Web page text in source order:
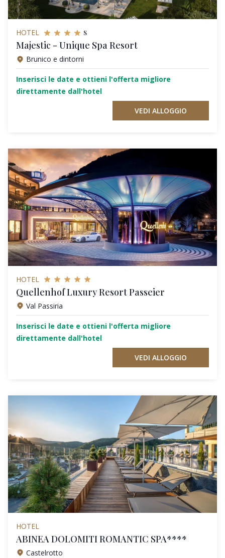
HOTEL s
Majestic - Unique Spa Resort
Brunico e dintorni
Inserisci le date e ottieni l'offerta migliore
direttamente dall'hotel
VEDI ALLOGGIO
HOTEL
Quellenhof Luxury Resort Passeier
Val Passiria
Inserisci le date e ottieni l'offerta migliore
direttamente dall'hotel
VEDI ALLOGGIO
HOTEL
ABINEA DOLOMITI ROMANTIC SPA****
Castelrotto